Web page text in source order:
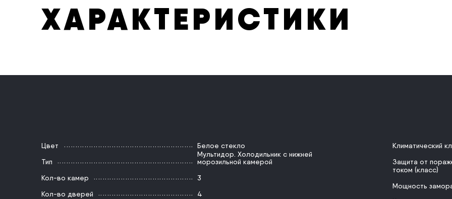
ХАРАКТЕРИСТИКИ
Цвет
Белое стекло
Тип
Мультидор. Холодильник с нижней
морозильной камерой
Кол-во камер
3
Кол-во дверей
4
Климатический
Защита от
током (класс)
Мощность